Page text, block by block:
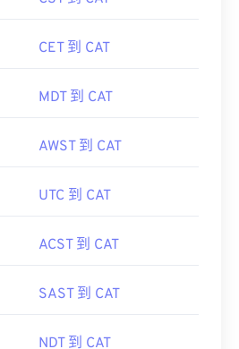
CET 到 CAT
MDT 到 CAT
AWST 到 CAT
UTC 到 CAT
ACST 到 CAT
SAST 到 CAT
NDT 到 CAT